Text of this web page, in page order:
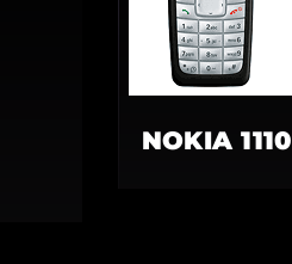
NOKIA 1110